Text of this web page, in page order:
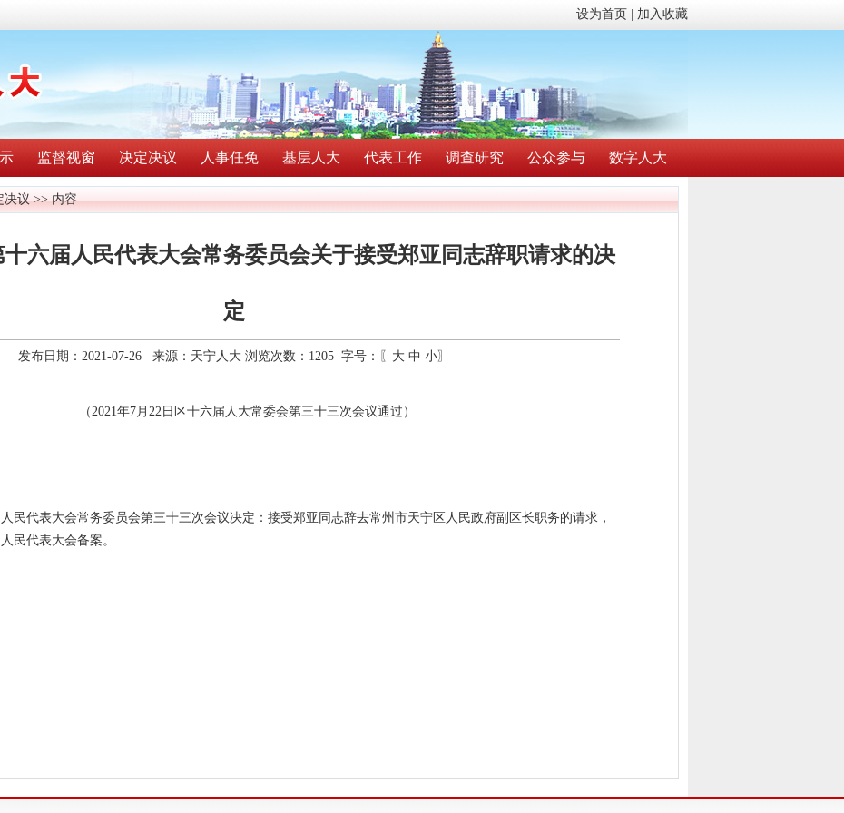
设为首页 加入收藏
监督视窗 决定决议 人事任免 基层人大 代表工作 调查研究 公众参与 数字人大
决议>> 内容
六届人民代表大会常务委员会关于接受郑亚同志辞职请求的决
定
发布日期：2021-07-26 来源：天宁人大 浏览次数： 1205 字号：〖 大 中 小〗
（2021年7月22日区十六届人大常委会第三十三次会议通过）
民代表大会常务委员会第三十三次会议决定：接受郑亚同志辞去常州市天宁区人民政府副区长职务的请求，
民代表大会备案。